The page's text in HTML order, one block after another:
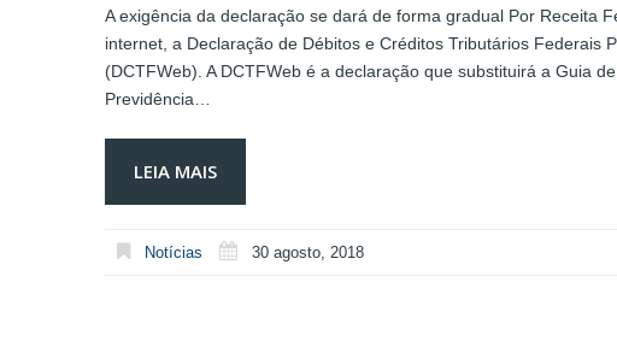
A exigência da declaração se dará de forma gradual Por
internet, a Declaração de Débitos e Créditos Tributários Federais
(DCTFWeb). A DCTFWeb é a declaração que substituirá a Guia
Previdência…
LEIA MAIS
Notícias 30 agosto, 2018